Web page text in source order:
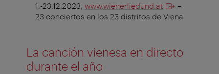
1.-23.12.2023, www.wienerliedund.at
–
23 conciertos en los 23 distritos de Viena
La canción vienesa en directo
durante el año